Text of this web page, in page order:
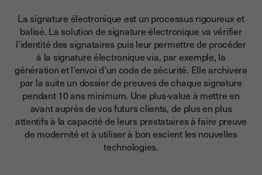
La signature électronique est un processus rigoureux et
balisé. La solution de signature électronique va vérifier
l’identité des signataires puis leur permettre de procéder
à la signature électronique via, par exemple, la
génération et l’envoi d’un code de sécurité. Elle archivera
par la suite un dossier de preuves de chaque signature
pendant 10 ans minimum. Une plus-value à mettre en
avant auprès de vos futurs clients, de plus en plus
attentifs à la capacité de leurs prestataires à faire preuve
de modernité et à utiliser à bon escient les nouvelles
technologies.